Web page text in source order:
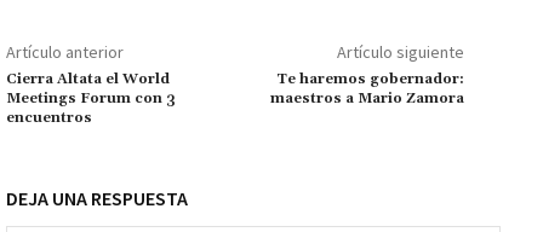
k p
r
n
k
ar
tir
Artículo anterior
Cierra Altata el World
Meetings Forum con 3
encuentros
Artículo siguiente
Te haremos gobernador:
maestros a Mario Zamora
DEJA UNA RESPUESTA